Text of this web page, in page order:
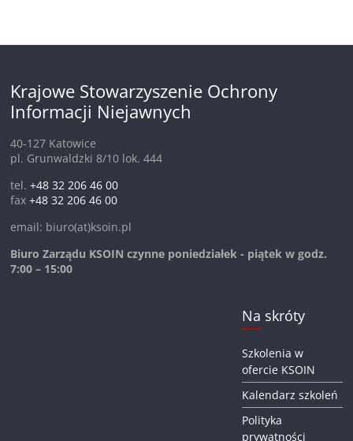
Krajowe Stowarzyszenie Ochrony
Informacji Niejawnych
40-127 Katowice
pl. Grunwaldzki 8/10 lok. 444
tel.+48 32 206 46 00
fax+48 32 206 46 00
email: biuro(at)ksoin.pl
Biuro Zarządu KSOIN czynne poniedziałek - piątek w godz.
7:00 – 15:00
Na skróty
Szkolenia w
ofercie KSOIN
Kalendarz szkoleń
Polityka
prywatności